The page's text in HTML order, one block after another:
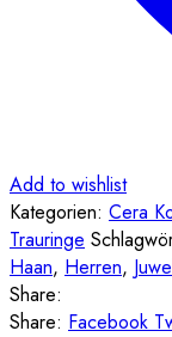
Add to wishlist
Kategorien: Cera
Trauringe
Haan, Herren,
Share:
Share: Facebook